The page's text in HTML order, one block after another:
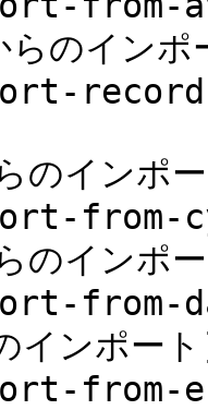
のイン
のイン
from-
のイン
from-
インポ
from-